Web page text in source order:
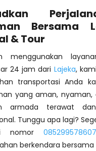
Bersama
& Tour
menggunakan
24 jam dari Lajeka,
transportasi Anda
yang aman,
armada terawat
Tunggu apa lagi?
nomor 085299578607
berkendara bersama